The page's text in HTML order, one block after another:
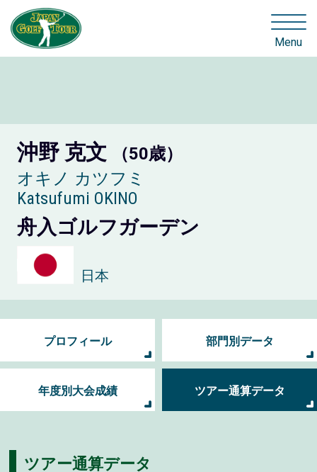
Menu
沖野 克文
（50歳）
オキノ カツフミ
Katsufumi OKINO
舟入ゴルフガーデン
日本
プロフィール 部門別データ
年度別大会成績 ツアー通算データ
ツアー通算データ